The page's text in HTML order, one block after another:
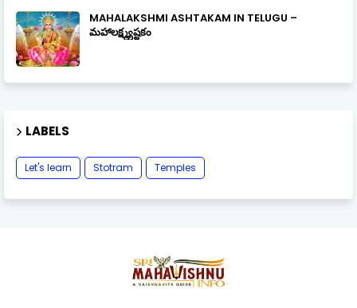
MAHALAKSHMI ASHTAKAM IN TELUGU –
మహాలక్ష్మ్యష్టకం
LABELS
Let's learn Stotram Temples